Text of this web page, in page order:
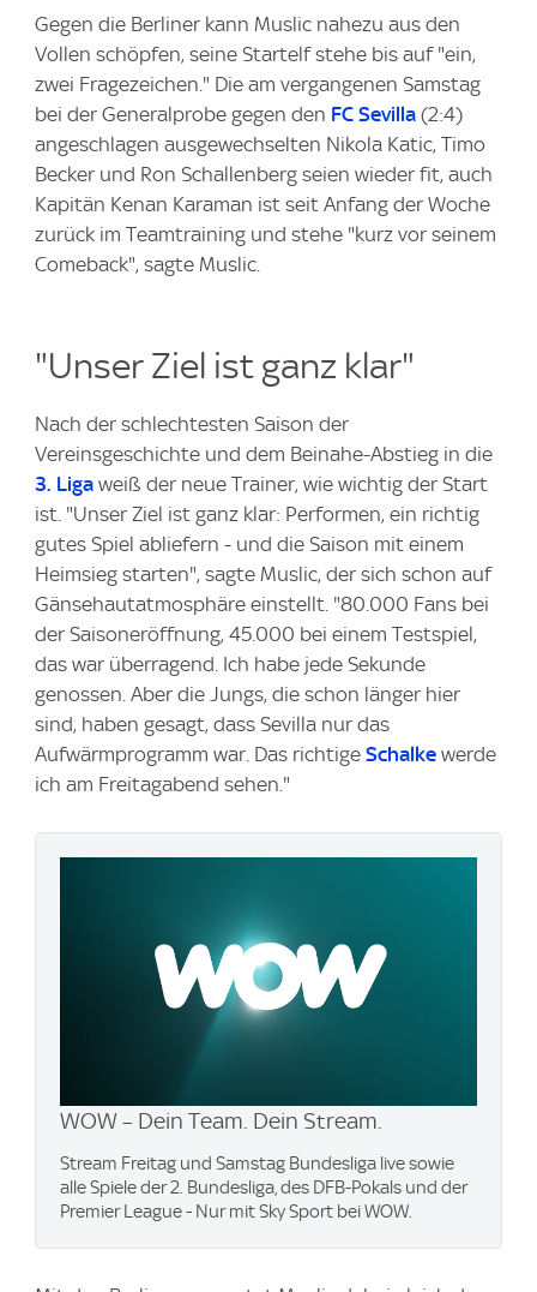
Gegen die Berliner kann Muslic nahezu aus den
Vollen schöpfen, seine Startelf stehe bis auf "ein,
zwei Fragezeichen." Die am vergangenen Samstag
bei der Generalprobe gegen den FC Sevilla (2:4)
angeschlagen ausgewechselten Nikola Katic, Timo
Becker und Ron Schallenberg seien wieder fit, auch
Kapitän Kenan Karaman ist seit Anfang der Woche
zurück im Teamtraining und stehe "kurz vor seinem
Comeback", sagte Muslic.
"Unser Ziel ist ganz klar"
Nach der schlechtesten Saison der
Vereinsgeschichte und dem Beinahe-Abstieg in die
3. Liga weiß der neue Trainer, wie wichtig der Start
ist. "Unser Ziel ist ganz klar: Performen, ein richtig
gutes Spiel abliefern - und die Saison mit einem
Heimsieg starten", sagte Muslic, der sich schon auf
Gänsehautatmosphäre einstellt. "80.000 Fans bei
der Saisoneröffnung, 45.000 bei einem Testspiel,
das war überragend. Ich habe jede Sekunde
genossen. Aber die Jungs, die schon länger hier
sind, haben gesagt, dass Sevilla nur das
Aufwärmprogramm war. Das richtige Schalke werde
ich am Freitagabend sehen."
WOW – Dein Team. Dein Stream.
Stream Freitag und Samstag Bundesliga live sowie
alle Spiele der 2. Bundesliga, des DFB-Pokals und der
Premier League - Nur mit Sky Sport bei WOW.